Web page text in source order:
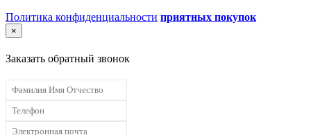
Политика конфиденциальности приятных покупок
×
Заказать обратный звонок